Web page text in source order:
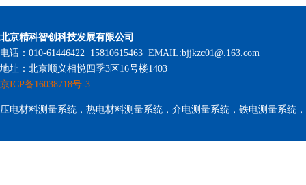
北京精科智创科技发展有限公司
电话：010-61446422 15810615463 EMAIL:bjjkzc01@.163.com
地址：北京顺义相悦四季3区16号楼1403
京ICP备16038718号-3
压电材料测量系统，热电材料测量系统，介电测量系统，铁电测量系统